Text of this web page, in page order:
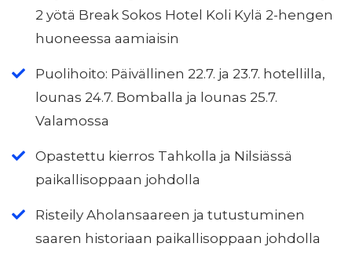
2 yötä Break Sokos Hotel Koli Kylä 2-hengen
huoneessa aamiaisin
Puolihoito: Päivällinen 22.7. ja 23.7. hotellilla,
lounas 24.7. Bomballa ja lounas 25.7.
Valamossa
Opastettu kierros Tahkolla ja Nilsiässä
paikallisoppaan johdolla
Risteily Aholansaareen ja tutustuminen
saaren historiaan paikallisoppaan johdolla